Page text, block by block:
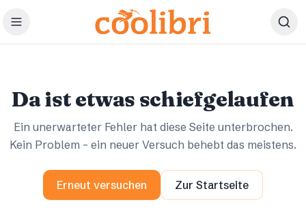
Zum Hauptinhalt springen
Da ist etwas schiefgelaufen
Ein unerwarteter Fehler hat diese Seite unterbrochen.
Kein Problem – ein neuer Versuch behebt das meistens.
Erneut versuchen Zur Startseite